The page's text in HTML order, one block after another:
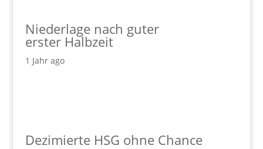
Niederlage nach guter
erster Halbzeit
1 Jahr ago
Dezimierte HSG ohne Chance